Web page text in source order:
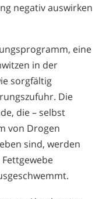
negativ auswirken
eine
in der
sorgfältig
Die
die – selbst
von Drogen
sind, werden